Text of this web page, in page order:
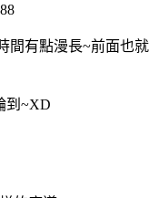
間有點漫長~前面也就
到~XD